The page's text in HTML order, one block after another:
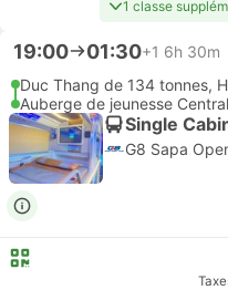
1 classe
19:00 01:30+1 6h 30m
Duc Thang de 134 tonnes,
Auberge de jeunesse
Single
G8 Sapa